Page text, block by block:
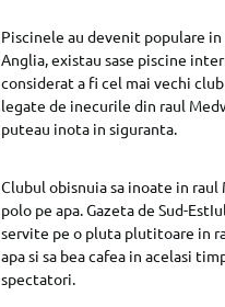
Piscinele au devenit populare
Anglia, existau sase piscine
considerat a fi cel mai vechi
legate de inecurile din raul
puteau inota in siguranta.
Clubul obisnuia sa inoate in
polo pe apa. Gazeta de Sud-
servite pe o pluta plutitoare in
apa si sa bea cafea in acelasi
spectatori.